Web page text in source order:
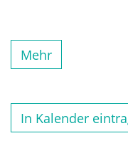
Mehr
In Kalender